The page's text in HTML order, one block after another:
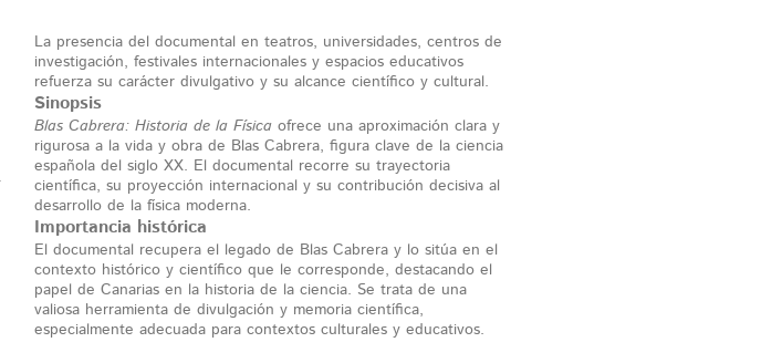
La presencia del documental en teatros, universidades, centros de
investigación, festivales internacionales y espacios educativos
refuerza su carácter divulgativo y su alcance científico y cultural.
Sinopsis
Blas Cabrera: Historia de la Física ofrece una aproximación clara y
rigurosa a la vida y obra de Blas Cabrera, figura clave de la ciencia
española del siglo XX. El documental recorre su trayectoria
científica, su proyección internacional y su contribución decisiva al
desarrollo de la física moderna.
Importancia histórica
El documental recupera el legado de Blas Cabrera y lo sitúa en el
contexto histórico y científico que le corresponde, destacando el
papel de Canarias en la historia de la ciencia. Se trata de una
valiosa herramienta de divulgación y memoria científica,
especialmente adecuada para contextos culturales y educativos.